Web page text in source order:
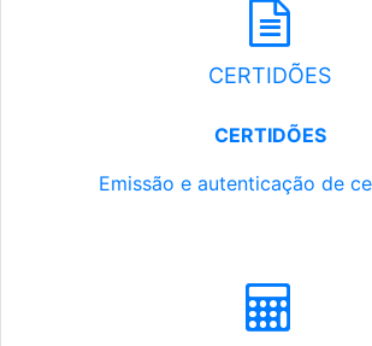
CERTIDÕES
CERTIDÕES
Emissão e autenticação de